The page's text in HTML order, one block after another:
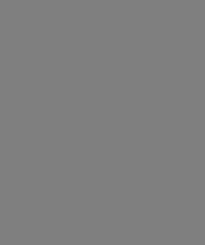
sur
et leur